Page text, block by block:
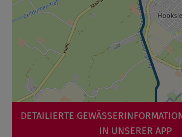
DETAILIERTE
IN UNSERER APP